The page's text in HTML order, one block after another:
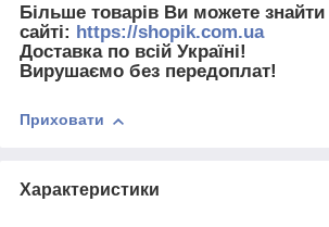
Більше товарів Ви можете
сайті: https://shopik.com.ua
Доставка по всій Україні!
Вирушаємо без передоплат!
Приховати
Характеристики